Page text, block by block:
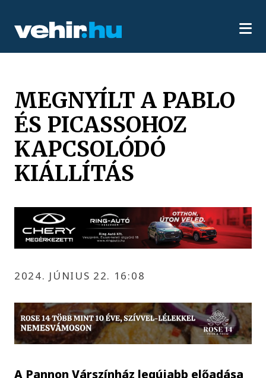
MEGNYÍLT A PABLO
ÉS PICASSOHOZ
KAPCSOLÓDÓ
KIÁLLÍTÁS
2024. JÚNIUS 22. 16:08
A Pannon Várszínház legújabb előadása